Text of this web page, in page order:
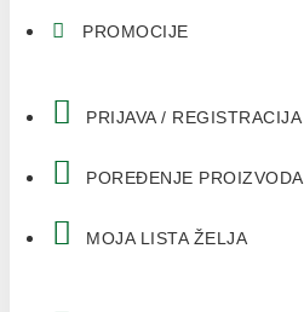
PROMOCIJE
PRIJAVA / REGISTRACIJA
POREĐENJE PROIZVODA
MOJA LISTA ŽELJA